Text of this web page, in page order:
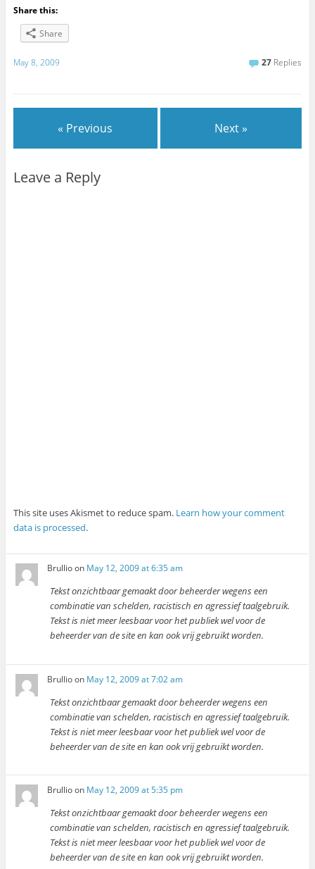
Share this:
Share
May 8, 2009 27 Replies
« Previous Next »
Leave a Reply
This site uses Akismet to reduce spam. Learn how your comment
data is processed.
Brullioon May 12, 2009 at 6:35 am
Tekst onzichtbaar gemaakt door beheerder wegens een
combinatie van schelden, racistisch en agressief taalgebruik.
Tekst is niet meer leesbaar voor het publiek wel voor de
beheerder van de site en kan ook vrij gebruikt worden.
Brullioon May 12, 2009 at 7:02 am
Tekst onzichtbaar gemaakt door beheerder wegens een
combinatie van schelden, racistisch en agressief taalgebruik.
Tekst is niet meer leesbaar voor het publiek wel voor de
beheerder van de site en kan ook vrij gebruikt worden.
Brullioon May 12, 2009 at 5:35 pm
Tekst onzichtbaar gemaakt door beheerder wegens een
combinatie van schelden, racistisch en agressief taalgebruik.
Tekst is niet meer leesbaar voor het publiek wel voor de
beheerder van de site en kan ook vrij gebruikt worden.